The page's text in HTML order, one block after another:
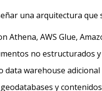
una arquitectura
Athena, AWS Glue,
no estructurados
data warehouse
y